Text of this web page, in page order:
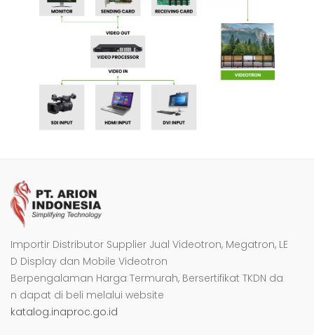
Importir Distributor Supplier Jual Videotron, Megatron, LE
D Display dan Mobile Videotron
Berpengalaman Harga Termurah, Bersertifikat TKDN da
n dapat di beli melalui website
katalog.inaproc.go.id